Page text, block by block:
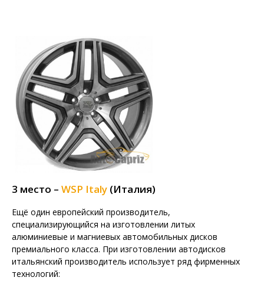
3 место – WSP Italy (Италия)
Ещё один европейский производитель,
специализирующийся на изготовлении литых
алюминиевые и магниевых автомобильных дисков
премиального класса. При изготовлении автодисков
итальянский производитель использует ряд фирменных
технологий: